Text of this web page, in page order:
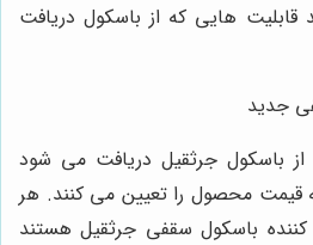
قابلیت هایی که از باسکول دریافت
جدید
از باسکول جرثقیل دریافت می شود
قیمت محصول را تعیین می کنند. هر
کننده باسکول سقفی جرثقیل هستند